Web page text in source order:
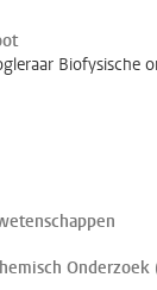
Biofysische
Onderzoek